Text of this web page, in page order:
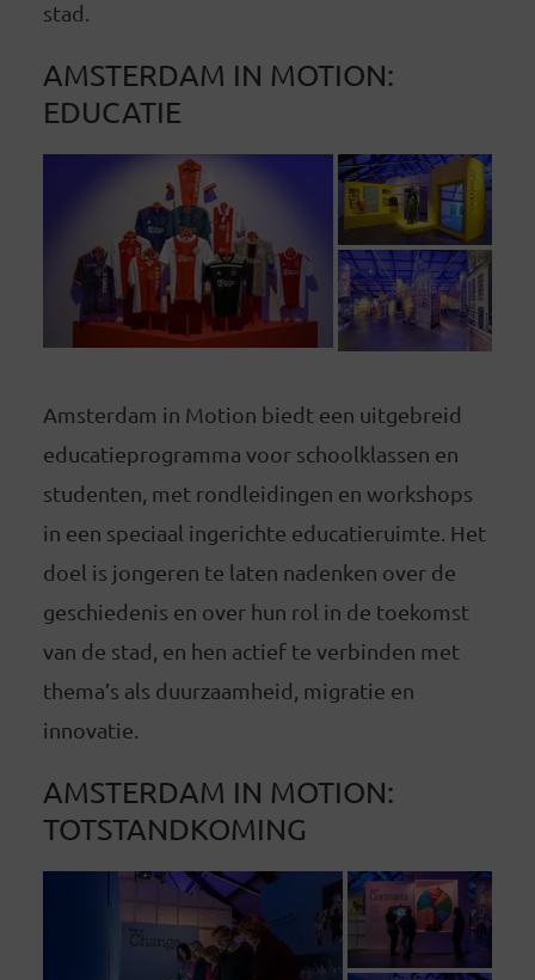
stad.
AMSTERDAM IN MOTION:
EDUCATIE
Amsterdam in Motion biedt een uitgebreid
educatieprogramma voor schoolklassen en
studenten, met rondleidingen en workshops
in een speciaal ingerichte educatieruimte. Het
doel is jongeren te laten nadenken over de
geschiedenis en over hun rol in de toekomst
van de stad, en hen actief te verbinden met
thema’s als duurzaamheid, migratie en
innovatie.
AMSTERDAM IN MOTION:
TOTSTANDKOMING